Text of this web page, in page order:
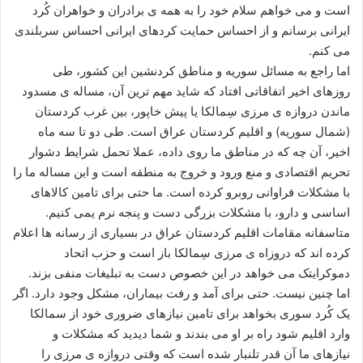
است و می خواهم سلام خود را به همه ی برادران و خواهران کُرد
ایرانی برسانم و از احساس حمایت کردهای ایرانی احساس سربلندی
می کنم.
اما راجع به مسائل سوریه و مناطق کردنشین این کشور، طی
روزهای اخیر اتفاقاتی افتاد که شاید مهم ترین آن، مساله ی مسدود
ماندن دروازه ی مرزی سِمالکا یا پیش خاپور، بین غرب کردستان
(شمال سوریه) و اقلیم کردستان عراق است. طی دو تا سه ماه
اخیر، آن چه که در مناطق ما روی داده، عملا تحمل شرایط دشوار
تحریم اقتصادی و منع ورود و خروج به منطقه است و این مساله ما را
با مشکلات فراوانی روبرو کرده است. ما حتی برای تامین کالاهای
اساسی و دارو، با مشکلات بزرگی دست و پنجه نرم یمی کنیم.
متاسفانه مقامات اقلیم کردستان عراق در بسیاری از رسانه ها اعلام
کرده اند که دروزاه ی مرزی سِمالکا باز است و حزب اتحاد
دموکرایتک می خواهد در این خصوص دست به تبلیغات منفی بزند.
اما چنین نیست. حتی برای آمد و رفت بیماران، مشکل وجود دارد. اگر
یک کُرد سوری بخواهد برای تامین نیازهای ضروری خود از سمالکا
وارد اقلیم شود راه بر او می بندند و شما دیدید که مشکلات و
نیازهای ما آن قدر تلنبار شده است که وقتی دروازه ی مرزی را